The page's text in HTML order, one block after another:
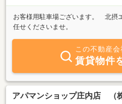
お客様用駐車場ございます。 北摂
任せくださいませ。
この不動産
賃貸物件
アパマンショップ庄内店 （